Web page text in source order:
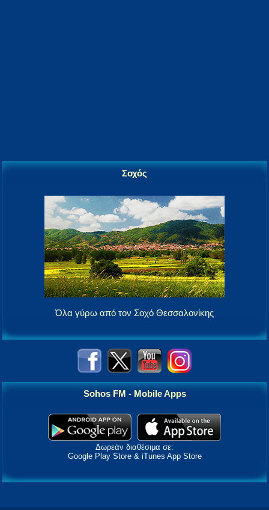
Σοχός
Όλα γύρω από τον Σοχό Θεσσαλονίκης
Sohos FM - Mobile Apps
Δωρεάν διαθέσιμα σε:
Google Play Store & iTunes App Store